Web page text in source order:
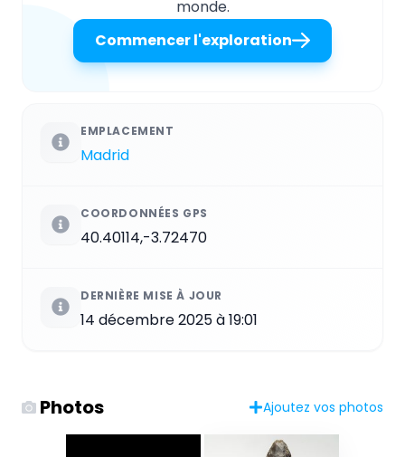
monde.
Commencer l'exploration
EMPLACEMENT
Madrid
COORDONNÉES GPS
40.40114,-3.72470
DERNIÈRE MISE À JOUR
14 décembre 2025 à 19:01
Photos Ajoutez vos photos